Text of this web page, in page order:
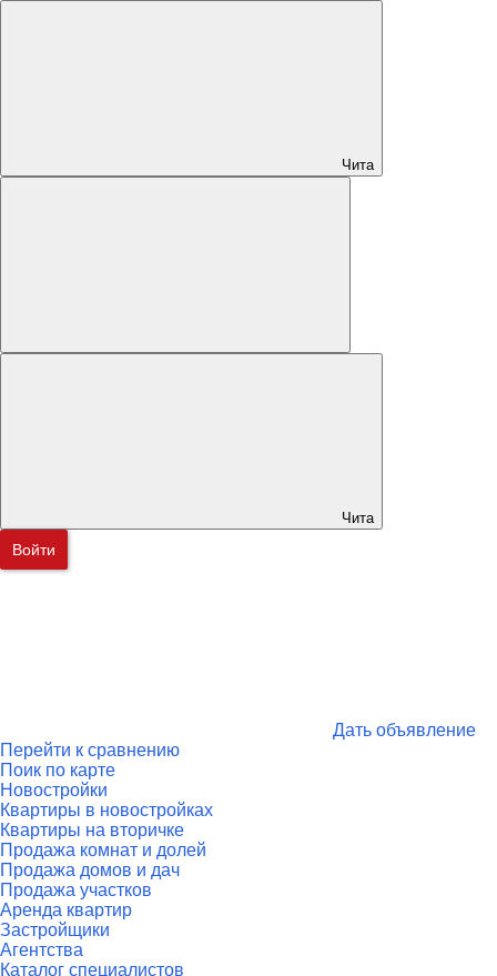
Чита
Чита
Войти
Дать объявление
Перейти к сравнению
Поик по карте
Новостройки
Квартиры в новостройках
Квартиры на вторичке
Продажа комнат и долей
Продажа домов и дач
Продажа участков
Аренда квартир
Застройщики
Агентства
Каталог специалистов